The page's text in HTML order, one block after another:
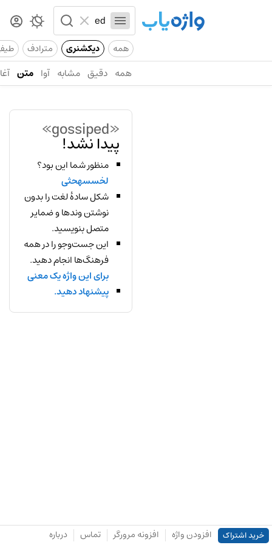
همه دیکشنری مترادف
همه دقیق مشابه آوا متن
«gossiped»
پیدا نشد!
منظور شما این بود؟
لخسسهحثی
شکل سادهٔ لغت را بدون
نوشتن وندها و ضمایر
متصل بنویسید.
این جست‌وجو را در همه
فرهنگ‌ها انجام دهید.
برای این واژه یک معنی
پیشنهاد دهید.
خرید اشتراک افزودن واژه افزونه مرورگر تماس درباره